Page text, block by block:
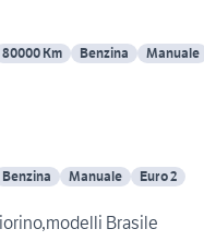
80000 Km Benzina Manuale
Benzina Manuale Euro 2
Fiat Fiorino,modelli Brasile